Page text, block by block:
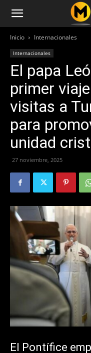
Inicio Internacionales
Internacionales
El papa
primer
visitas a
para
unidad
27 noviembre, 2025
El Pontífice